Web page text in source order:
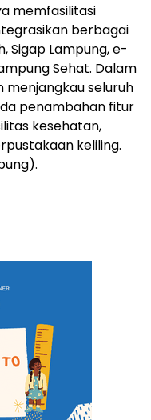
memfasilitasi
berbagai
Sigap Lampung, e-
Sehat. Dalam
menjangkau seluruh
penambahan fitur
kesehatan,
keliling.